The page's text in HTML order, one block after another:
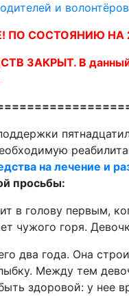
и волонтёров
ПО СОСТОЯНИЮ НА
ЗАКРЫТ. В данный
на лечение и
просьбы:
в голову первым,
чужого горя.
два года. Она
Между тем
здоровой: у нее